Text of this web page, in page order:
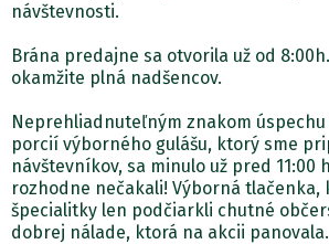
návštevnosti.
Brána predajne sa otvorila už od
okamžite plná nadšencov.
Neprehliadnuteľným znakom úspechu
porcií výborného gulášu, ktorý sme
návštevníkov, sa minulo už pred 11:00
rozhodne nečakali! Výborná tlačenka,
špecialitky len podčiarkli chutné
dobrej nálade, ktorá na akcii panovala.